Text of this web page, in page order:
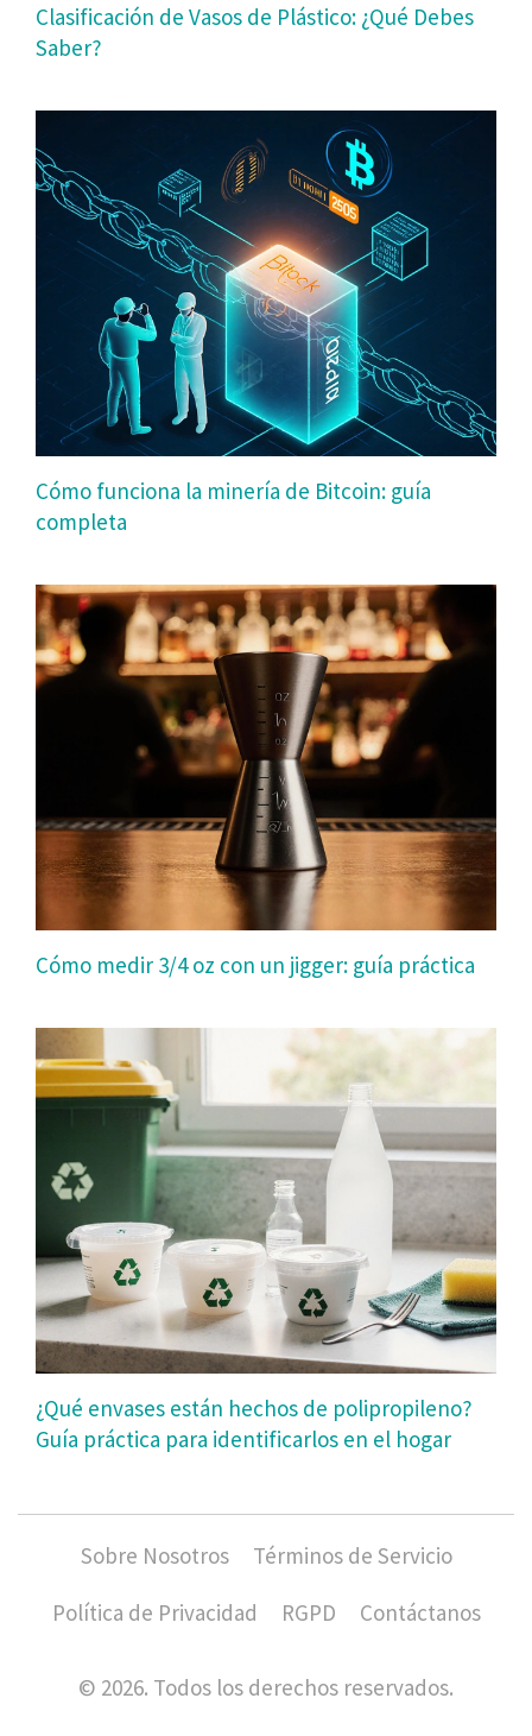
Clasificación de Vasos de Plástico: ¿Qué Debes
Saber?
Cómo funciona la minería de Bitcoin: guía
completa
Cómo medir 3/4 oz con un jigger: guía práctica
¿Qué envases están hechos de polipropileno?
Guía práctica para identificarlos en el hogar
Sobre Nosotros
Términos de Servicio
Política de Privacidad
RGPD Contáctanos
© 2026. Todos los derechos reservados.